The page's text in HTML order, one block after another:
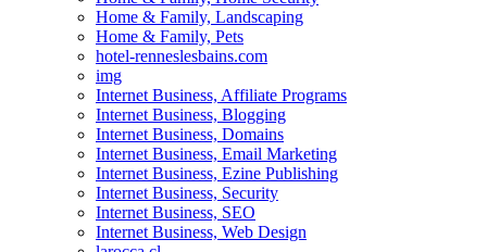
Home & Family, Landscaping
Home & Family, Pets
hotel-renneslesbains.com
img
Internet Business, Affiliate Programs
Internet Business, Blogging
Internet Business, Domains
Internet Business, Email Marketing
Internet Business, Ezine Publishing
Internet Business, Security
Internet Business, SEO
Internet Business, Web Design